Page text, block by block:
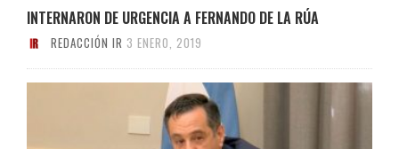
INTERNARON DE URGENCIA A FERNANDO DE LA RÚA
REDACCIÓN IR 3 ENERO, 2019